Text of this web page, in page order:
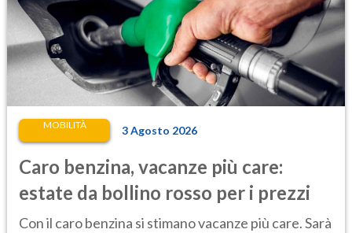
MOBILITÀ 3 Agosto 2026
Caro benzina, vacanze più care:
estate da bollino rosso per i prezzi
Con il caro benzina si stimano vacanze più care. Sarà